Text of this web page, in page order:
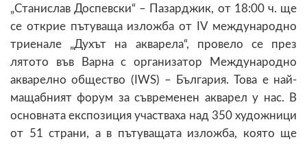
„Станислав Доспевски“ – Пазарджик, от 18:00 ч. ще
се открие пътуваща изложба от IV международно
триенале „Духът на акварела“, провело се през
лятото във Варна с организатор Международно
акварелно общество (IWS) – България. Това е най-
мащабният форум за съвременен акварел у нас. В
основната експозиция участваха над 350 художници
от 51 страни, а в пътуващата изложба, която ще